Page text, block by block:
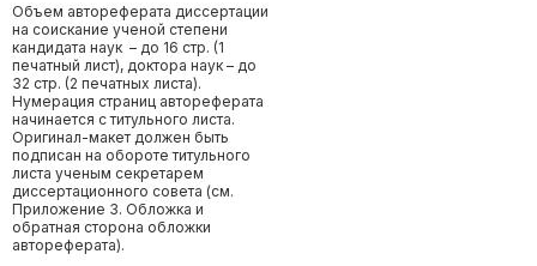
Объем автореферата диссертации
на соискание ученой степени
кандидата наук – до 16 стр. (1
печатный лист), доктора наук – до
32 стр. (2 печатных листа).
Нумерация страниц автореферата
начинается с титульного листа.
Оригинал-макет должен быть
подписан на обороте титульного
листа ученым секретарем
диссертационного совета (см.
Приложение 3. Обложка и
обратная сторона обложки
автореферата).